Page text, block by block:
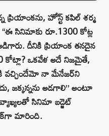
హోస్ట్ కపిల్ శర్మ
“ఈ సినిమాకు రూ.1300 కోట్ల
దీనికి ప్రియాంక తనదైన
కోట్లా? ఒకవేళ అదే నిజమైతే,
వచ్చిందేమో నా మేనేజర్‌ని
జక్కన్నను అడగాలి” అంటూ
సినిమా బడ్జెట్
మారింది.